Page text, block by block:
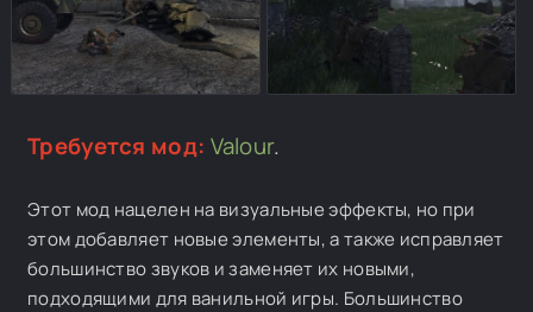
Требуется мод: Valour.
Этот мод нацелен на визуальные эффекты, но при
этом добавляет новые элементы, а также исправляет
большинство звуков и заменяет их новыми,
подходящими для ванильной игры. Большинство